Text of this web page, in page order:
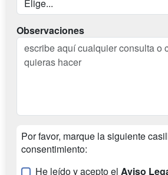
Observaciones
Por favor, marque la siguiente
consentimiento:
He leído y acepto el Aviso